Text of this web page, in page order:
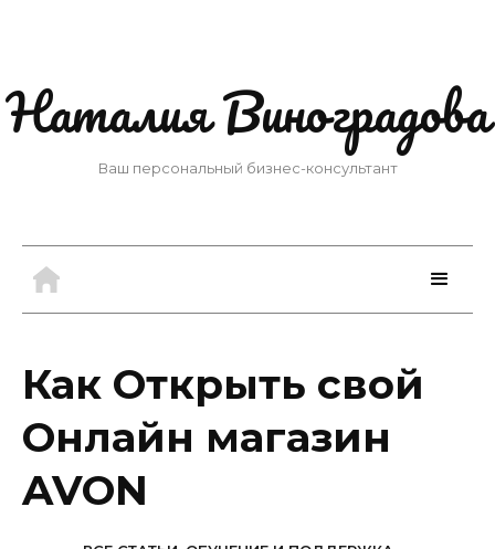
Наталия Виноградова
Ваш персональный бизнес-консультант
Как Открыть свой
Онлайн магазин
AVON